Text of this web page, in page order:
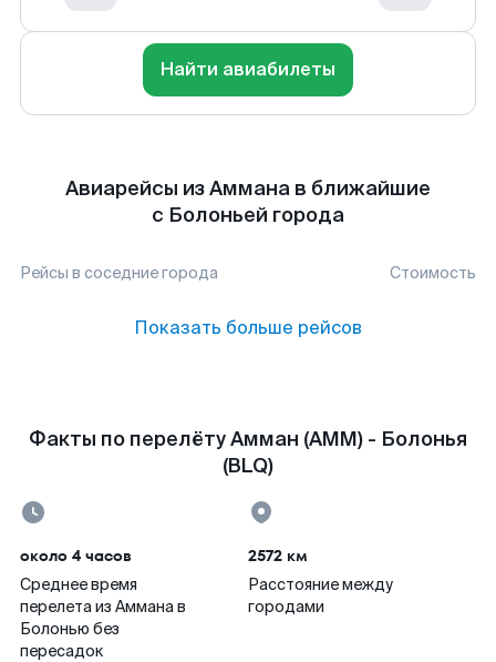
Найти авиабилеты
Авиарейсы из Аммана в ближайшие
с Болоньей города
Рейсы в соседние города Стоимость
Показать больше рейсов
Факты по перелёту Амман (AMM) - Болонья
(BLQ)
около 4 часов
Среднее время
перелета из Аммана в
Болонью без
пересадок
2572 км
Расстояние между
городами